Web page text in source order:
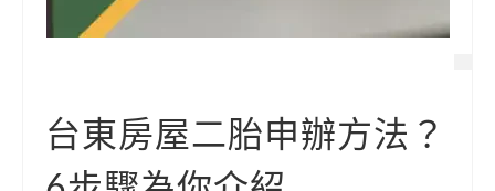
台東房屋二胎申辦方法？